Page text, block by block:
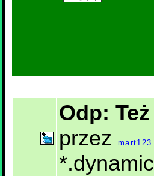
Odp:
przez
mart123